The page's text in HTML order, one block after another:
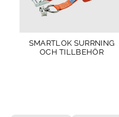
SMARTLOK SURRNING
OCH TILLBEHÖR